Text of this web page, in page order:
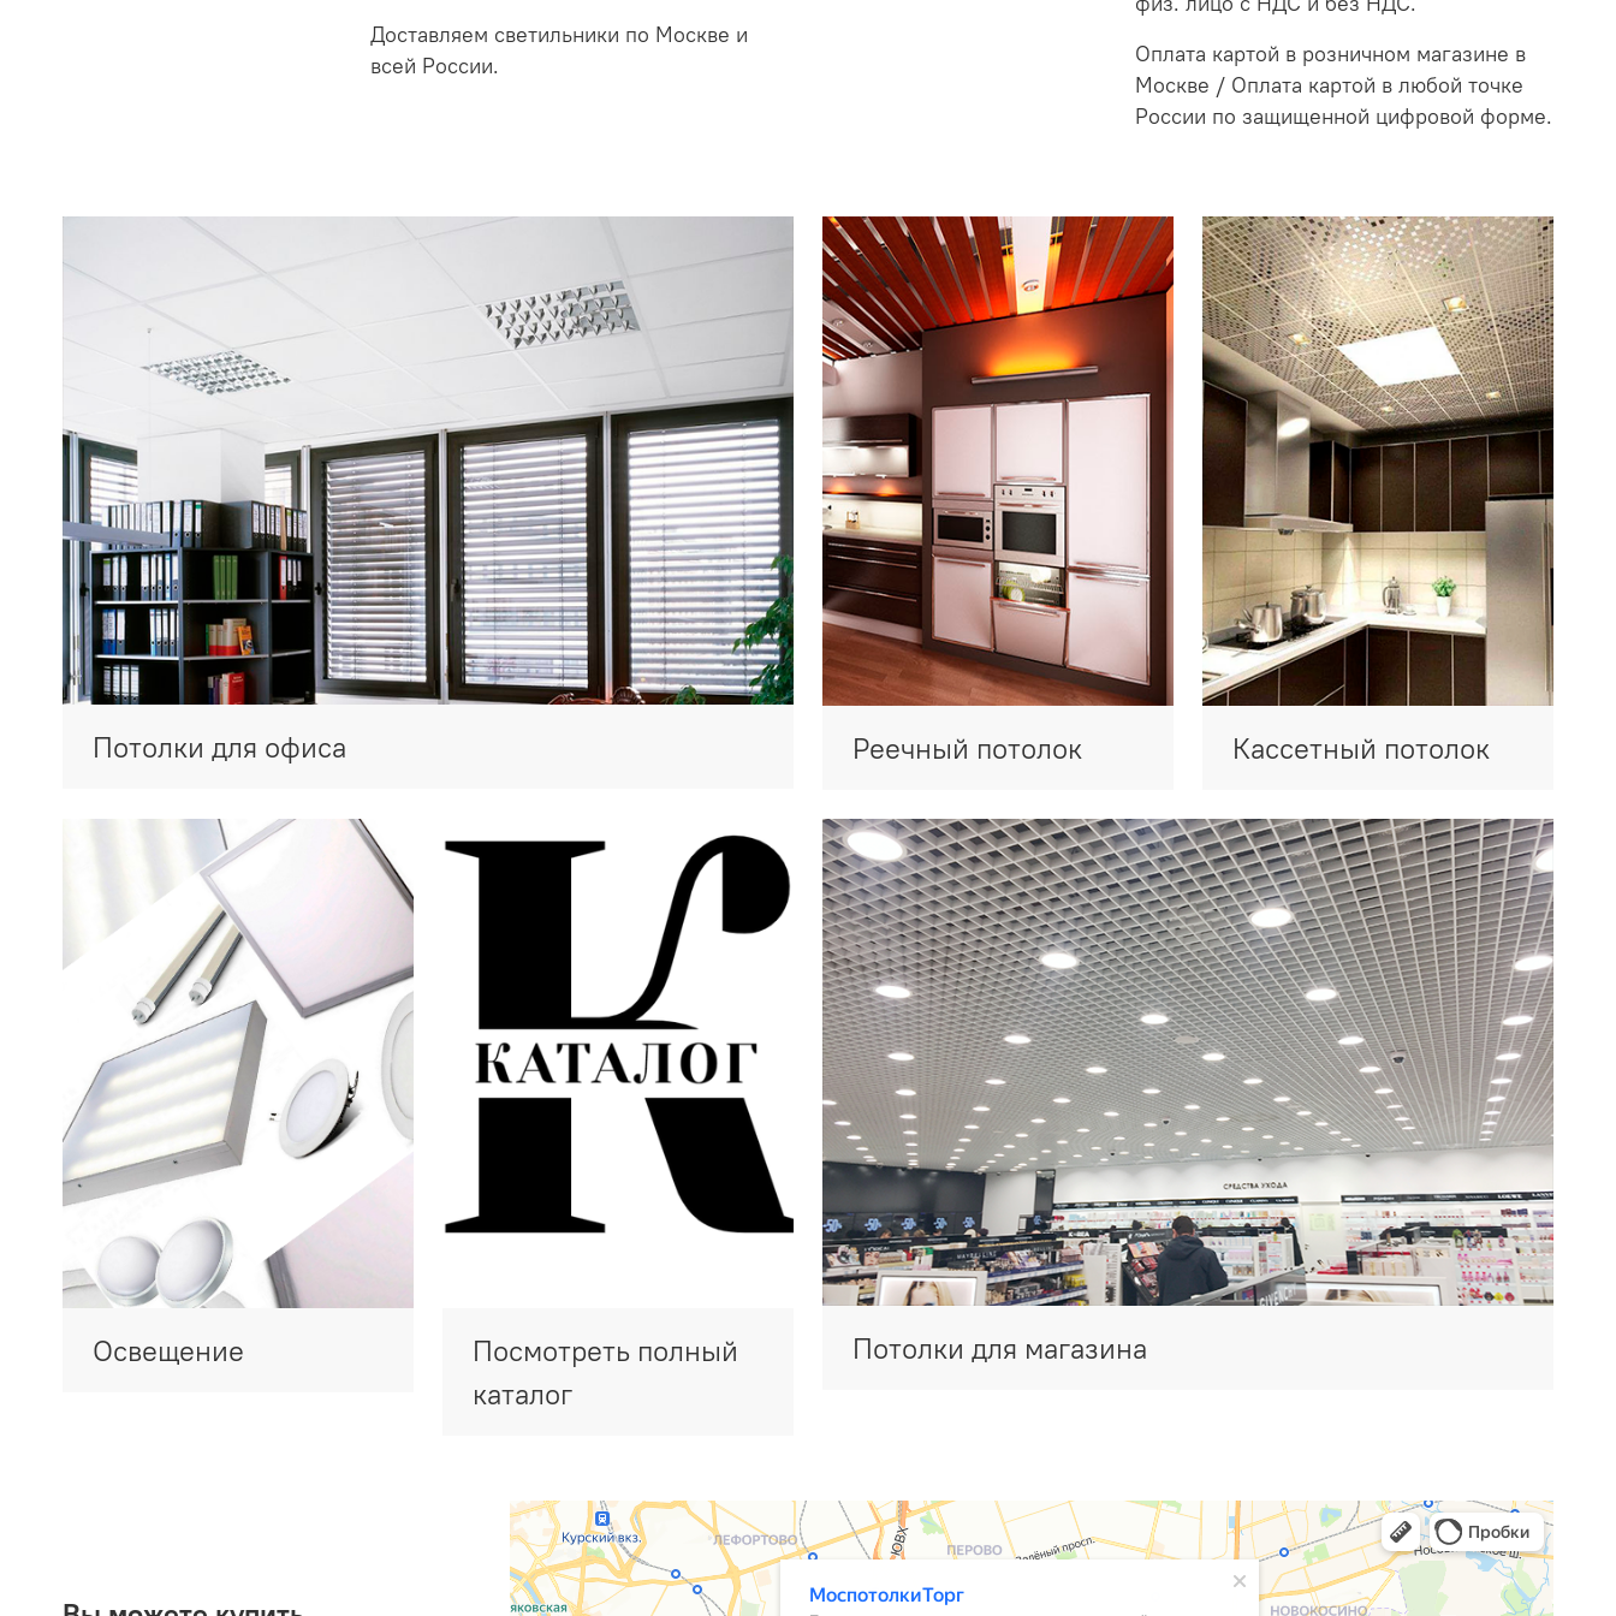
Доставляем светильники по Москве и
всей России.
Оплата картой в розничном магазине в
Москве / Оплата картой в любой точке
России по защищенной цифровой форме.
Потолки для офиса Реечный потолок Кассетный потолок
Освещение
Посмотреть полный
каталог
Потолки для магазина